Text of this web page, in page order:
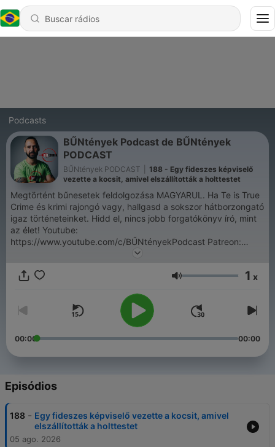
Podcasts
BŰNtények Podcast de BŰNtények
PODCAST
BŰNtények PODCAST
188 - Egy fideszes képviselő
vezette a kocsit, amivel elszállították a holttestet
Megtörtént bűnesetek feldolgozása MAGYARUL. Ha Te is True
Crime és krimi rajongó vagy, hallgasd a sokszor hátborzongató
igaz történeteinket. Hidd el, nincs jobb forgatókönyv író, mint
az élet! Youtube:
https://www.youtube.com/c/BŰNtényekPodcast Patreon:
https://www.patreon.com/buntenyek Facebook:
https://www.instagram.com/buntenyekpodcast/ Email:
Volume 1 x
00:00 00:00
Episódios
188 - Egy fideszes képviselő vezette a kocsit, amivel
elszállították a holttestet
05 ago. 2026